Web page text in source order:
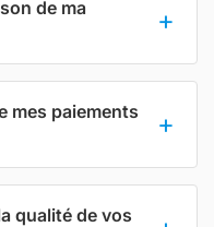
de ma
mes paiements
qualité de vos